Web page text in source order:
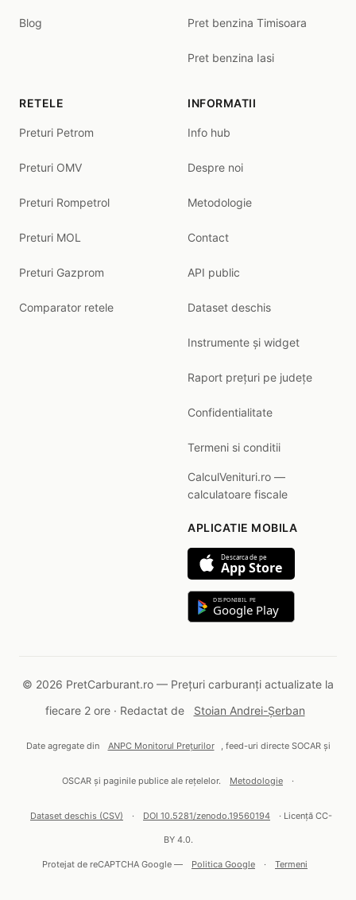
Blog Pret benzina Timisoara
Pret benzina Iasi
RETELE
Preturi Petrom
Preturi OMV
Preturi Rompetrol
Preturi MOL
Preturi Gazprom
Comparator retele
INFORMATII
Info hub
Despre noi
Metodologie
Contact
API public
Dataset deschis
Instrumente și widget
Raport prețuri pe județe
Confidentialitate
Termeni si conditii
CalculVenituri.ro —
calculatoare fiscale
APLICATIE MOBILA
Descarca de pe
App Store
DISPONIBIL PE
Google Play
© 2026 PretCarburant.ro — Prețuri carburanți actualizate la
fiecare 2 ore · Redactat de
Stoian Andrei-Șerban
Date agregate din ANPC Monitorul Prețurilor , feed-uri directe SOCAR și
OSCAR și paginile publice ale rețelelor. Metodologie ·
Dataset deschis (CSV) · DOI 10.5281/zenodo.19560194 · Licență CC-
BY 4.0.
Protejat de reCAPTCHA Google — Politica Google · Termeni